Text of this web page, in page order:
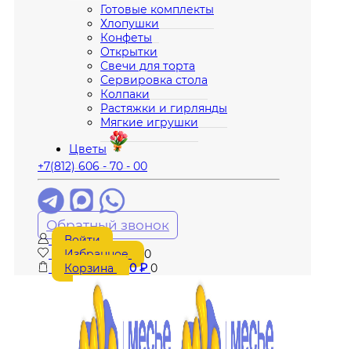
Готовые комплекты
Хлопушки
Конфеты
Открытки
Свечи для торта
Сервировка стола
Колпаки
Растяжки и гирлянды
Мягкие игрушки
Цветы
+7(812) 606 - 70 - 00
Обратный звонок
Войти
Избранное
0
Корзина
0₽ 0